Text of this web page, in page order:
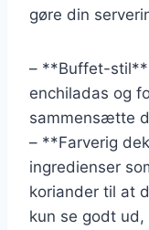
gøre din
– **Buffet-
enchiladas og
sammensætte
– **Farverig
ingredienser
koriander til at
kun se godt